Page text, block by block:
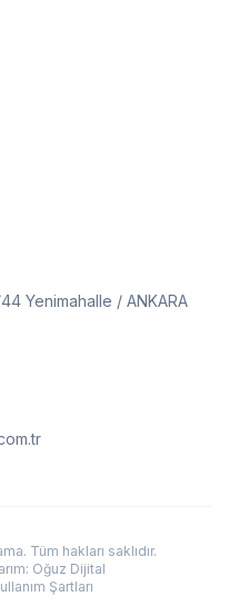
Yenimahalle / ANKARA
Tüm hakları saklıdır.
Oğuz Dijital
Şartları